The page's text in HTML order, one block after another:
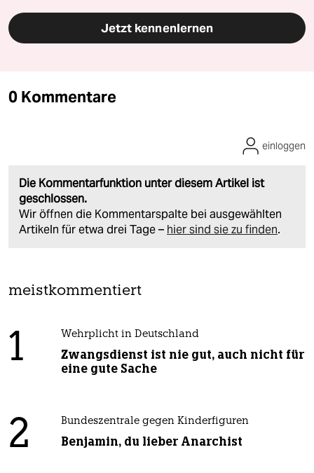
Jetzt kennenlernen
0 Kommentare
Die Kommentarfunktion unter diesem Artikel ist
geschlossen.
Wir öffnen die Kommentarspalte bei ausgewählten
Artikeln für etwa drei Tage – hier sind sie zu finden.
einloggen
meistkommentiert
1 Wehrplicht in Deutschland
Zwangsdienst ist nie gut, auch nicht für
eine gute Sache
2 Bundeszentrale gegen Kinderfiguren
Benjamin, du lieber Anarchist